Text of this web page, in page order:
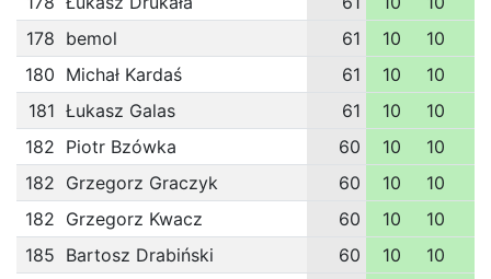
178 bemol 61 10 10
180 Michał Kardaś 61 10 10
181 Łukasz Galas 61 10 10
182 Piotr Bzówka 60 10 10
182 Grzegorz Graczyk 60 10 10
182 Grzegorz Kwacz 60 10 10
185 Bartosz Drabiński 60 10 10